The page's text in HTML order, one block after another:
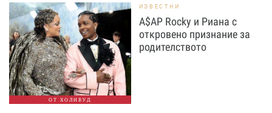
ОТ ХОЛИВУД
ИЗВЕСТНИ
A$AP Rocky и Риана с
откровено признание за
родителството